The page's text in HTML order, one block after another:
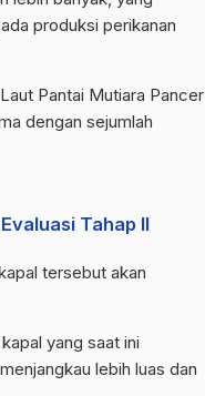
produksi perikanan
Pantai Mutiara Pancer
dengan sejumlah
Tahap ll
tersebut akan
yang saat ini
lebih luas dan